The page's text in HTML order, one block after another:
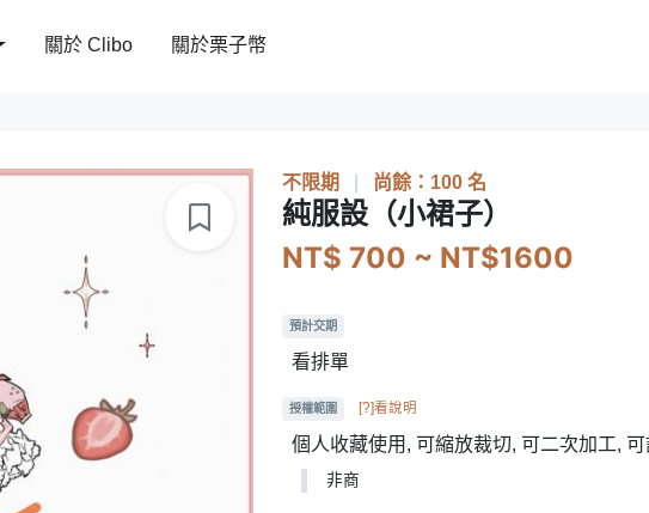
關於 Clibo 關於栗子幣
不限期 尚餘：100 名
純服設（小裙子）
NT$ 700 ~ NT$1600
預計交期
看排單
授權範圍 [?]看說明
個人收藏使用, 可縮放裁切, 可二次加工,
非商